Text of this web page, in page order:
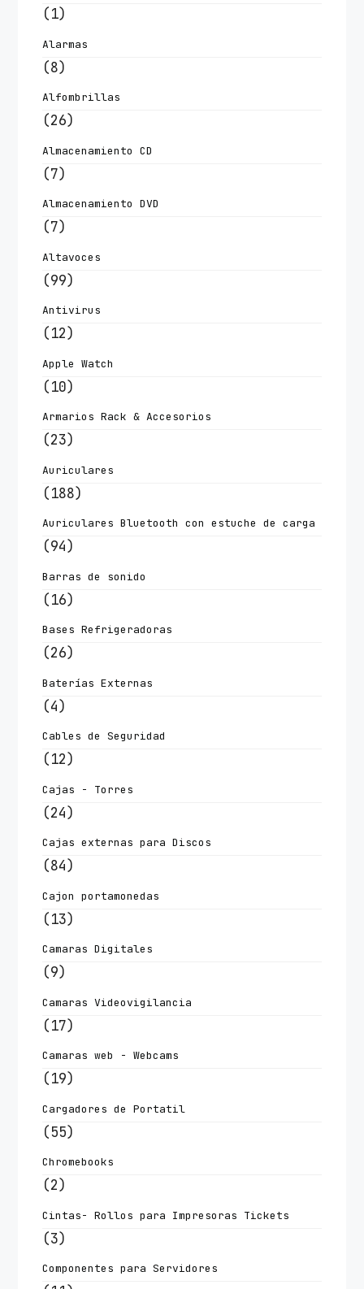
(1)
Alarmas
(8)
Alfombrillas
(26)
Almacenamiento CD
(7)
Almacenamiento DVD
(7)
Altavoces
(99)
Antivirus
(12)
Apple Watch
(10)
Armarios Rack & Accesorios
(23)
Auriculares
(188)
Auriculares Bluetooth con estuche de carga
(94)
Barras de sonido
(16)
Bases Refrigeradoras
(26)
Baterías Externas
(4)
Cables de Seguridad
(12)
Cajas - Torres
(24)
Cajas externas para Discos
(84)
Cajon portamonedas
(13)
Camaras Digitales
(9)
Camaras Videovigilancia
(17)
Camaras web - Webcams
(19)
Cargadores de Portatil
(55)
Chromebooks
(2)
Cintas- Rollos para Impresoras Tickets
(3)
Componentes para Servidores